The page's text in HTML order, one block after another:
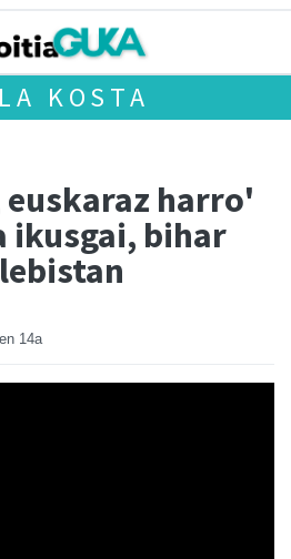
KOSTA
euskaraz harro'
ikusgai, bihar
14a